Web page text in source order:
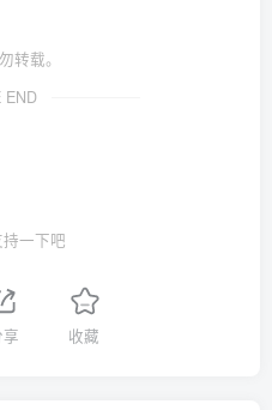
转载。
END
一下吧
享 收藏